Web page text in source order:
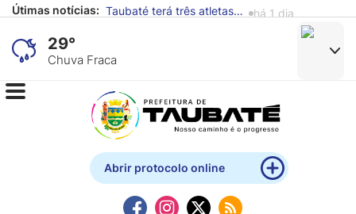
Útimas notícias: Alunos de escola municipal expõem obras produzidas com materiais recicláveis no Mistau há 1 dia
29°
Chuva Fraca
Abrir protocolo online